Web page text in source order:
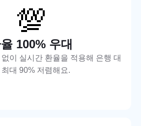
💯
100% 우대
이 실시간 환율을 적용해 은행 대
최대 90% 저렴해요.